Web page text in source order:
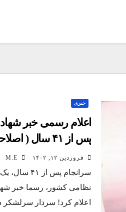
خبری
اعلام رسمی خبر
پس از ۴١ سال ( اصلاحیه خبر)
فروردین ۱۲, ۱۴۰۲
سرانجام پس
نظامی کشور، رسما خبر
اعلام کرد! سردار سرلشکر